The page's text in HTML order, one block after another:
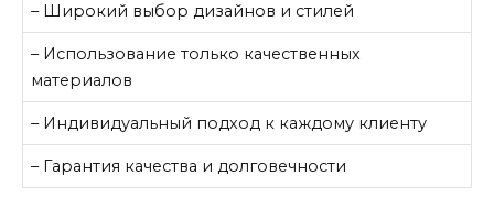
– Широкий выбор дизайнов и стилей
– Использование только качественных
материалов
– Индивидуальный подход к каждому клиенту
– Гарантия качества и долговечности